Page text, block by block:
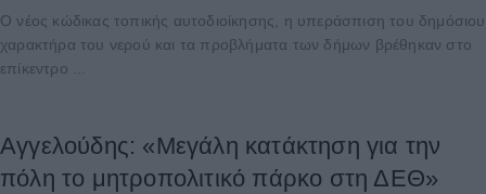
Ο νέος κώδικας τοπικής αυτοδιοίκησης, η υπεράσπιση του δημόσιου
χαρακτήρα του νερού και τα προβλήματα των δήμων βρέθηκαν στο
επίκεντρο ...
Αγγελούδης: «Μεγάλη κατάκτηση για την
πόλη το μητροπολιτικό πάρκο στη ΔΕΘ»